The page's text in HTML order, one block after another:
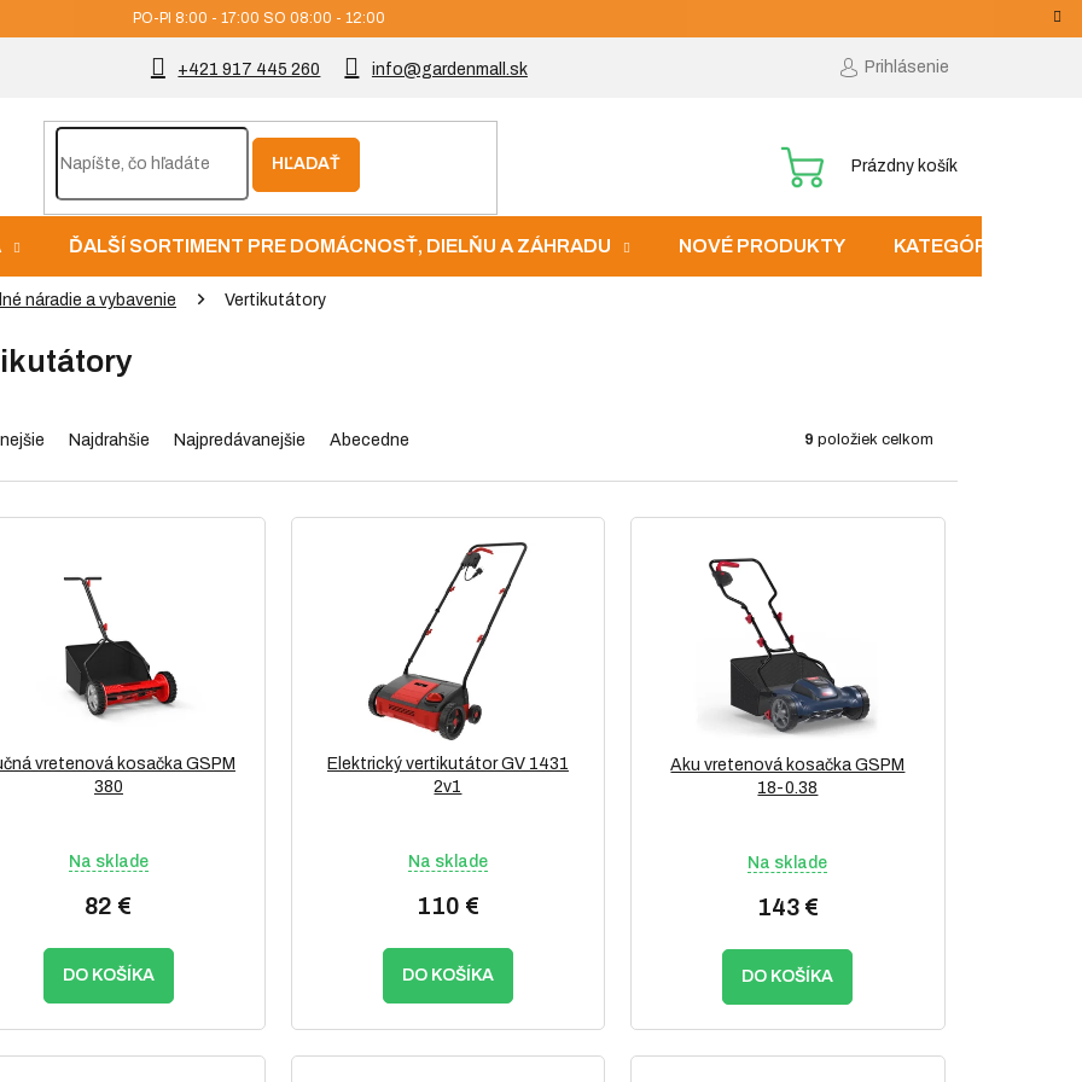
PO-PI 8:00 - 17:00 SO 08:00 - 12:00
+421 917 445 260 info@gardenmall.sk Prihlásenie
HĽADAŤ
NÁKUPNÝ
Prázdny košík
ĎALŠÍ SORTIMENT PRE DOMÁCNOSŤ, DIELŇU A ZÁHRADU NOVÉ PRODUKTY KATEGÓRIE
náradie a vybavenie Vertikutátory
Najdrahšie Najpredávanejšie Abecedne 9 položiek celkom
vretenová kosačka GSPM
380
Na sklade
82 €
DO KOŠÍKA
Elektrický vertikutátor GV 1431
2v1
Na sklade
110 €
DO KOŠÍKA
Aku vretenová kosačka GSPM
18-0.38
Na sklade
143 €
DO KOŠÍKA